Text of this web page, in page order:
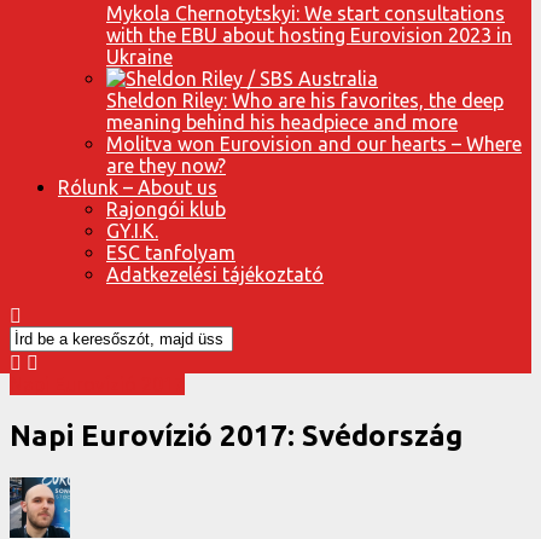
Mykola Chernotytskyi: We start consultations
with the EBU about hosting Eurovision 2023 in
Ukraine
Sheldon Riley: Who are his favorites, the deep
meaning behind his headpiece and more
Molitva won Eurovision and our hearts – Where
are they now?
Rólunk – About us
Rajongói klub
GY.I.K.
ESC tanfolyam
Adatkezelési tájékoztató
Napi Eurovízió 2017: Svédország